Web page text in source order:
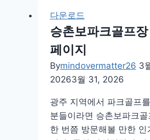
청
법
2025
이
트
다운로드
승촌보파크골프
페이지
Bymindovermatter26 3
20263월 31, 2026
광주 지역에서 파크골프
분들이라면 승촌보파크
한 번쯤 방문해볼 만한 인